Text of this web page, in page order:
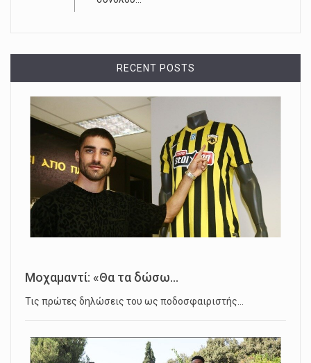
RECENT POSTS
Μοχαμαντί: «Θα τα δώσω...
Τις πρώτες δηλώσεις του ως ποδοσφαιριστής…